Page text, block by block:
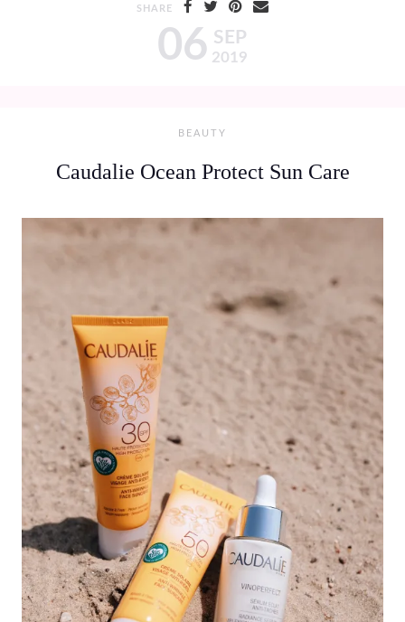
06 SEP
2019
SHARE
BEAUTY
Caudalie Ocean Protect Sun Care